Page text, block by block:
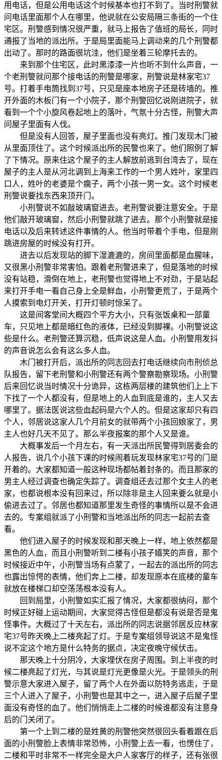
用电话，但是公用电话这个时候基本也打不到了。当时刑警就
问电话里面那个人在哪里，他说就在公安局隔三条街的一个住
宅区。刑警感到情况很严重，就马上报告了值班的局长，同时
通报了当地的派出所。于是局里面能马上调动来的几个刑警都
出动了。那时的路面很坑洼，他们是坐着三轮摩托去的。
来到那个住宅区，此时黑漆漆一片也听不到什么声音，一
个老刑警就问那个接电话的刑警是哪家，刑警说是林家宅37
号。打着手电筒找到37号，只见是座本地房子还是砖墙的。推
开外面的木板门有一个小院子，那个刑警回忆说刚进院子，就
看到一个个小旋风卷起地上的落叶，气氛十分古怪，刑警大声
问屋子里面有人伐。
但是没有人回答，屋子里面也没有亮灯。推门发现木门被
从里面顶住了。这个时候派出所的民警也来了。他们照例了解
了下情况。原来住这个屋子的主人解放前逃到台湾去了，现在
屋子的主人是从河北调到上海来工作的一个男人姓叶，家里四
口人，姓叶的老婆是个瘸子，两个小孩一男一女。这个时候老
刑警说要找东西来顶开门。
小刑警说不如敲玻璃窗进去。老刑警说要注意安全。于是
他们敲开玻璃窗，然后小刑警就跳了进去。那个小刑警就是接
电话以及后来转述这件事情的人。他当时带着个手电，但是刚
跳进房屋的时候没有打开。
进去以后发现站的脚下湿漉漉的，房间里面都是血腥味，
又很黑小刑警非常害怕。跟着老刑警进来了，但是落地的时候
没有站稳，滑倒在地上，老刑警也觉得地上不对劲，于是站起
来打开手电一看自己身上全是鲜血，小刑警更荒了，于是两个
人摸索到电灯开关，打开灯顿时惊呆了。
这是间客堂间大概四个平方大小，只有张饭桌和一部童
车，只见地上都是暗红色的液体，已经没到脚裸。小刑警说这
些是什么。老刑警还算沉稳，低声说这是人血。小刑警用发抖
的声音说怎么会有这么多人血。
木门被打开后，派出所的同志回去打电话继续向市刑侦总
队报告，留下老刑警和小刑警还有两个警察勘察现场。小刑警
后来回忆说当时情况十分诡异，这栋两层楼的建筑他们上上下
下找了一个人都没有，但是地上的人血到底是谁的，主人又去
哪里了。据法医说这些血起码是六个人的。但是这家却只有四
个人，邻居说这家人几个月前女的就带两个小孩回娘家了，男
主人也好几天不见了。那么半夜报案的那个人又是谁。
大概事发后一个月左右，有一天派出所民警得到居委会的
人报告，说几个小孩下课的时候闹着玩发现林家宅37号的门是
开着的。大家都知道一般这种现场都帖着封条的。而且那家的
男主人经过调查也确定失踪了。调查组还去过那个女主人的老
家，也都说根本没有回来过，所以除非是主人回来要么就是小
偷进去过了。邻居也都知道那里发生奇怪的事情所以是不会进
去的。专案组就派了小刑警和当地派出所的同志一起前去查
看。
他们进入屋子的时候发现和那天晚上一样，地上依然都是
黑色的人血，而且小刑警听到二楼有小孩子嬉笑的声音，那个
时候接近中午，小刑警当场有点蒙了，一起去的派出所的同志
也露出惊愕的表情，他们奔上二楼，却发现原本在底楼的童车
就放在楼梯口却空荡荡根本没有人。
回到局里，小刑警如实汇报了情况，大家都很纳闷，那个
时候正好碰上运动期间，大家觉得古怪但是都没有说是否是鬼
怪事件。大概过了十天左右，派出所的同志说据邻居反应林家
宅37号昨天晚上二楼亮起了灯。于是专案组领导说这不是鬼怪
说不定这个地方是什么特务的据点，决定夜晚守候伏击。
那天晚上十分阴冷，大家埋伏在房子周围。到上半夜的时
候二楼亮起了灯光，与其说是灯光更像是火光。于是领头的刑
警示意大家进入屋子，留了两个人在外面以防特务逃走，于是
三个人进入了屋子，小刑警也是其中之一，进入屋子后屋子里
面没有奇怪的血了。他们悄悄走上二楼的时候谁都没有注意身
后的门关闭了。
第一个上到二楼的是姓黄的刑警他突然很回头看着跟在后
面的小刑警脸上表情非常恐怖，小刑警上去一看，也愣住了，
二楼和平时非常不一样完全是大户人家客厅的样子，还有张很